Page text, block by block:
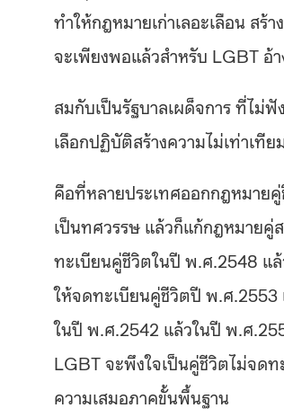
ทำให้กฎหมายเก่าเลอะเลือน ส
จะเพียงพอแล้วสำหรับ LGBT อ้
สมกับเป็นรัฐบาลเผด็จการ ที่ไม่
เลือกปฏิบัติสร้างความไม่เท่าเที
คือที่หลายประเทศออกกฎหมาย
เป็นทศวรรษ แล้วก็แก้กฎหมายคู่
ทะเบียนคู่ชีวิตในปี พ.ศ.2548 แ
ให้จดทะเบียนคู่ชีวิตปี พ.ศ.2553
ในปี พ.ศ.2542 แล้วในปี พ.ศ
LGBT จะพึงใจเป็นคู่ชีวิตไม่จด
ความเสมอภาคขั้นพื้นฐาน